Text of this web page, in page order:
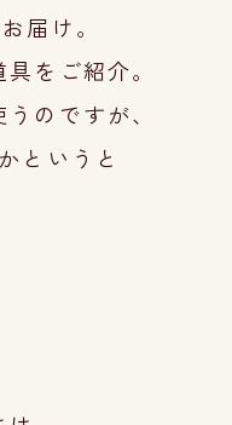
届け。
をご紹介。
のですが、
というと